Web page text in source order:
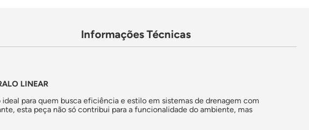
Informações Técnicas
LINEAR
para quem busca eficiência e estilo em sistemas de drenagem com
esta peça não só contribui para a funcionalidade do ambiente, mas